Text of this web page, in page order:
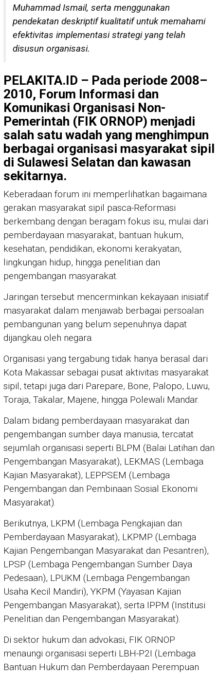
Muhammad Ismail, serta menggunakan
pendekatan deskriptif kualitatif untuk memahami
efektivitas implementasi strategi yang telah
disusun organisasi.
PELAKITA.ID – Pada periode 2008–
2010, Forum Informasi dan
Komunikasi Organisasi Non-
Pemerintah (FIK ORNOP) menjadi
salah satu wadah yang menghimpun
berbagai organisasi masyarakat sipil
di Sulawesi Selatan dan kawasan
sekitarnya.
Keberadaan forum ini memperlihatkan bagaimana
gerakan masyarakat sipil pasca-Reformasi
berkembang dengan beragam fokus isu, mulai dari
pemberdayaan masyarakat, bantuan hukum,
kesehatan, pendidikan, ekonomi kerakyatan,
lingkungan hidup, hingga penelitian dan
pengembangan masyarakat.
Jaringan tersebut mencerminkan kekayaan inisiatif
masyarakat dalam menjawab berbagai persoalan
pembangunan yang belum sepenuhnya dapat
dijangkau oleh negara.
Organisasi yang tergabung tidak hanya berasal dari
Kota Makassar sebagai pusat aktivitas masyarakat
sipil, tetapi juga dari Parepare, Bone, Palopo, Luwu,
Toraja, Takalar, Majene, hingga Polewali Mandar.
Dalam bidang pemberdayaan masyarakat dan
pengembangan sumber daya manusia, tercatat
sejumlah organisasi seperti BLPM (Balai Latihan dan
Pengembangan Masyarakat), LEKMAS (Lembaga
Kajian Masyarakat), LEPPSEM (Lembaga
Pengembangan dan Pembinaan Sosial Ekonomi
Masyarakat).
Berikutnya, LKPM (Lembaga Pengkajian dan
Pemberdayaan Masyarakat), LKPMP (Lembaga
Kajian Pengembangan Masyarakat dan Pesantren),
LPSP (Lembaga Pengembangan Sumber Daya
Pedesaan), LPUKM (Lembaga Pengembangan
Usaha Kecil Mandiri), YKPM (Yayasan Kajian
Pengembangan Masyarakat), serta IPPM (Institusi
Penelitian dan Pengembangan Masyarakat).
Di sektor hukum dan advokasi, FIK ORNOP
menaungi organisasi seperti LBH-P2I (Lembaga
Bantuan Hukum dan Pemberdayaan Perempuan